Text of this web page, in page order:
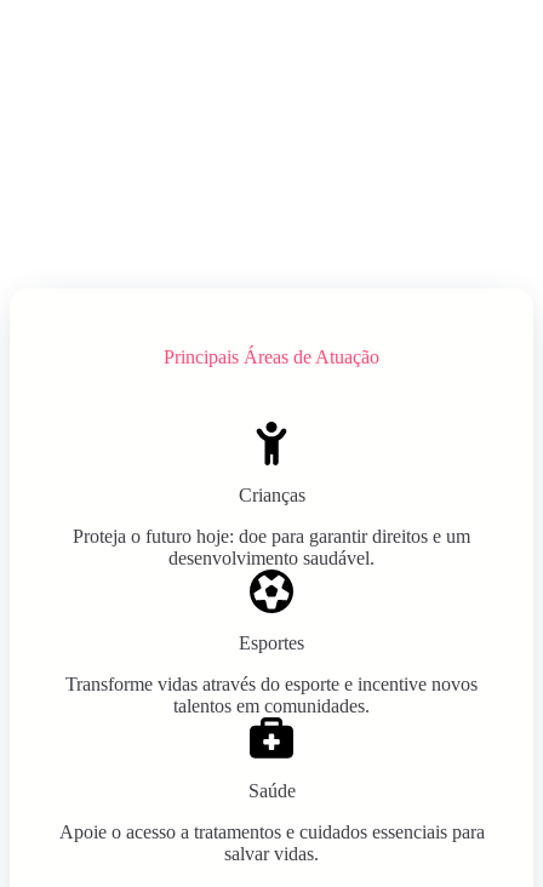
Principais Áreas de Atuação
Crianças
Proteja o futuro hoje: doe para garantir direitos e um
desenvolvimento saudável.
Esportes
Transforme vidas através do esporte e incentive novos
talentos em comunidades.
Saúde
Apoie o acesso a tratamentos e cuidados essenciais para
salvar vidas.